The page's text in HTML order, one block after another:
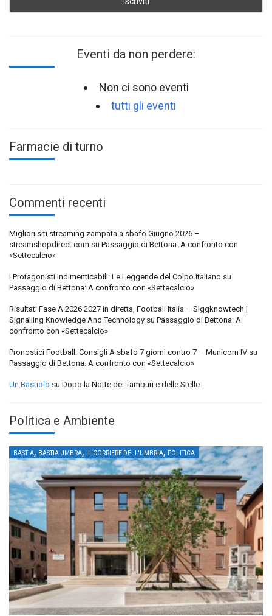
Eventi da non perdere:
Non ci sono eventi
tutti gli eventi
Farmacie di turno
Commenti recenti
Migliori siti streaming zampata a sbafo Giugno 2026 –
streamshopdirect.com su Passaggio di Bettona: A confronto con
«Settecalcio»
I Protagonisti Indimenticabili: Le Leggende del Colpo Italiano su
Passaggio di Bettona: A confronto con «Settecalcio»
Risultati Fase A 2026 2027 in diretta, Football Italia – Siggknowtech |
Signalling Knowledge And Technology su Passaggio di Bettona: A
confronto con «Settecalcio»
Pronostici Football: Consigli A sbafo 7 giorni contro 7 – Municorn IV su
Passaggio di Bettona: A confronto con «Settecalcio»
Un Bastiolo su Dopo la Notte dei Tamburi e delle Stelle
Politica e Ambiente
BASTIA, BASTIA UMBRA, IL CORRIERE DELL'UMBRIA, POLITICA